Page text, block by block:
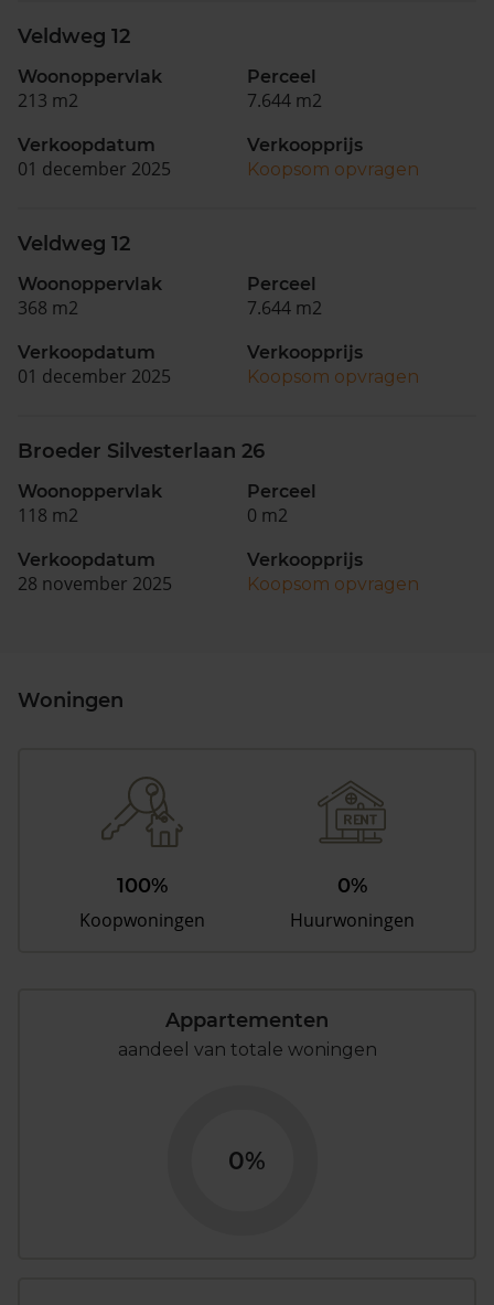
Veldweg 12
Woonoppervlak
213 m2
Perceel
7.644 m2
Verkoopdatum
01 december 2025
Verkoopprijs
Koopsom opvragen
Veldweg 12
Woonoppervlak
368 m2
Perceel
7.644 m2
Verkoopdatum
01 december 2025
Verkoopprijs
Koopsom opvragen
Broeder Silvesterlaan 26
Woonoppervlak
118 m2
Perceel
0 m2
Verkoopdatum
28 november 2025
Verkoopprijs
Koopsom opvragen
Woningen
100%
Koopwoningen
0%
Huurwoningen
Appartementen
aandeel van totale woningen
0%